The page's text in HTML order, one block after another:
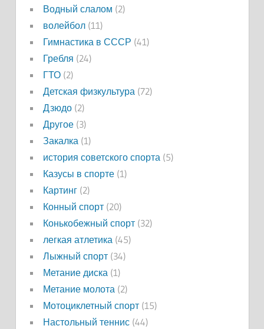
Водный слалом (2)
волейбол(11)
Гимнастика в СССР (41)
Гребля (24)
ГТО(2)
Детская физкультура(72)
Дзюдо(2)
Другое(3)
Закалка(1)
история советского спорта(5)
Казусы в спорте(1)
Картинг(2)
Конный спорт(20)
Конькобежный спорт(32)
легкая атлетика(45)
Лыжный спорт(34)
Метание диска(1)
Метание молота(2)
Мотоциклетный спорт(15)
Настольный теннис(44)